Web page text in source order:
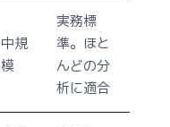
中規
模
実務標
準。ほと
んどの分
析に適合